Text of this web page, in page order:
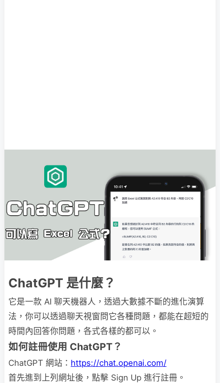
ChatGPT 是什麼？
它是一款 AI 聊天機器人，透過大數據不斷的進化演算
法，你可以透過聊天視窗問它各種問題，都能在超短的
時間內回答你問題，各式各樣的都可以。
如何註冊使用 ChatGPT？
ChatGPT 網站： https://chat.openai.com/
首先進到上列網址後，點擊 Sign Up 進行註冊。